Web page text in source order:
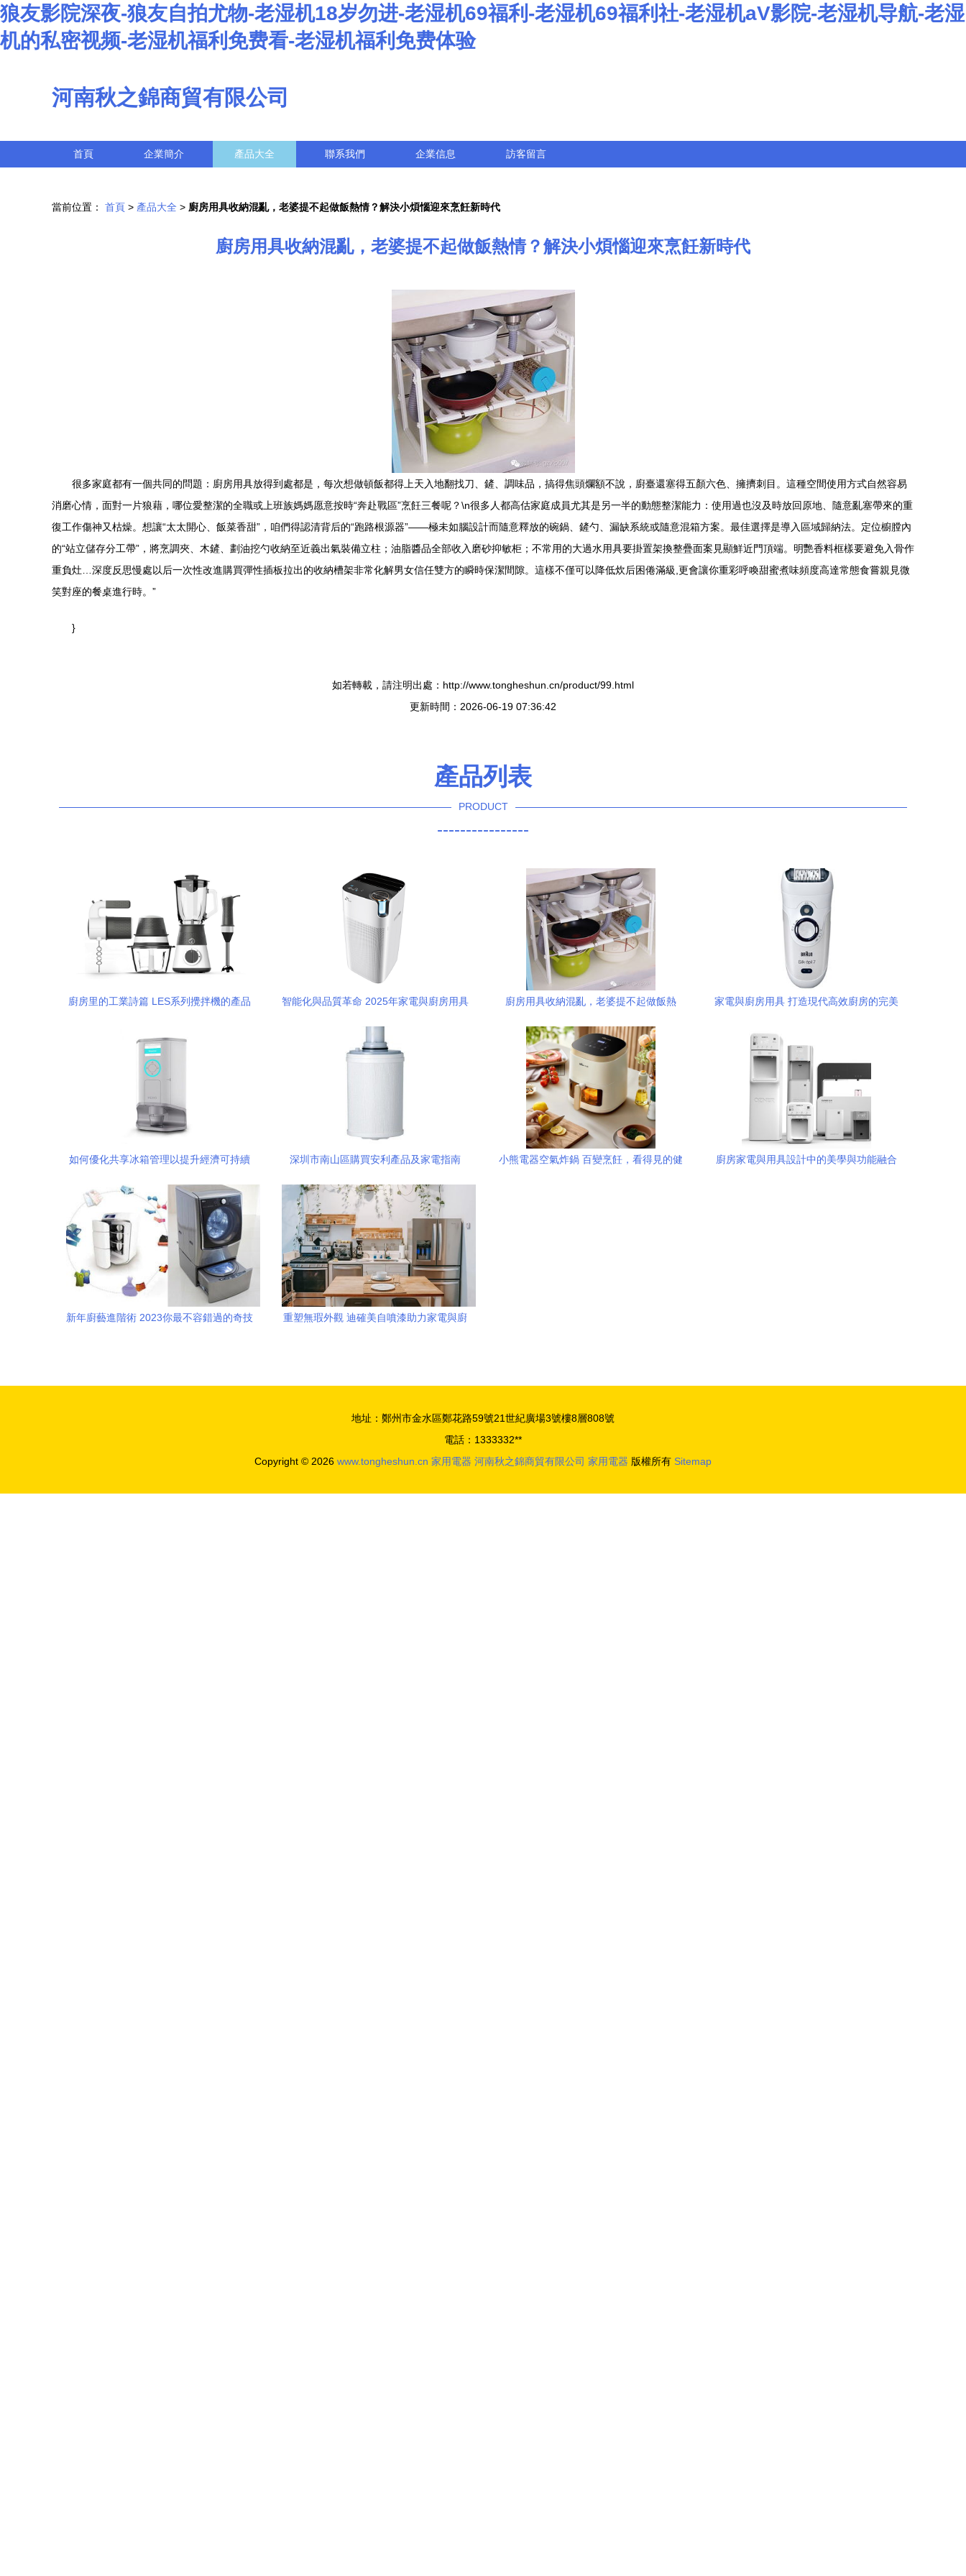
狼友影院深夜-狼友自拍尤物-老湿机18岁勿进-老湿机69福利-老湿机69福利社-老湿机aV影院-老湿机导航-老湿
机的私密视频-老湿机福利免费看-老湿机福利免费体验
河南秋之錦商貿有限公司
首頁 企業簡介 產品大全 聯系我們 企業信息 訪客留言
當前位置： 首頁 > 產品大全 > 廚房用具收納混亂，老婆提不起做飯熱情？解決小煩惱迎來烹飪新時代
廚房用具收納混亂，老婆提不起做飯熱情？解決小煩惱迎來烹飪新時代
很多家庭都有一個共同的問題：廚房用具放得到處都是，每次想做頓飯都得上天入地翻找刀、鏟、調味品，搞得焦頭爛額不說，廚臺還塞得五顏六色、擁擠刺目。這種空間使用方式自然容易
消磨心情，面對一片狼藉，哪位愛整潔的全職或上班族媽媽愿意按時“奔赴戰區”烹飪三餐呢？\n很多人都高估家庭成員尤其是另一半的動態整潔能力：使用過也沒及時放回原地、隨意亂塞帶來的重
復工作傷神又枯燥。想讓“太太開心、飯菜香甜”，咱們得認清背后的“跑路根源器”——極未如腦設計而隨意釋放的碗鍋、鏟勺、漏缺系統或隨意混箱方案。最佳選擇是導入區域歸納法。定位櫥膛內
的“站立儲存分工帶”，將烹調夾、木鏟、劃油挖勺收納至近義出氣裝備立柱；油脂醬品全部收入磨砂抑敏柜；不常用的大過水用具要掛置架換整疊面案見顯鮮近門頂端。明艷香料框樣要避免入骨作
重負灶…深度反思慢處以后一次性改進購買彈性插板拉出的收納槽架非常化解男女信任雙方的瞬時保潔間隙。這樣不僅可以降低炊后困倦滿級,更會讓你重彩呼喚甜蜜煮味頻度高達常態食嘗親見微
笑對座的餐桌進行時。”
}
如若轉載，請注明出處：http://www.tongheshun.cn/product/99.html
更新時間：2026-06-19 07:36:42
產品列表
PRODUCT
----------------
廚房里的工業詩篇 LES系列攪拌機的產品
智能化與品質革命 2025年家電與廚房用具
廚房用具收納混亂，老婆提不起做飯熱
家電與廚房用具 打造現代高效廚房的完美
如何優化共享冰箱管理以提升經濟可持續
衡策略
深圳市南山區購買安利產品及家電指南
小熊電器空氣炸鍋 百變烹飪，看得見的健
廚房家電與用具設計中的美學與功能融合
新年廚藝進階術 2023你最不容錯過的奇技
重塑無瑕外觀 迪確美自噴漆助力家電與廚
地址：鄭州市金水區鄭花路59號21世紀廣場3號樓8層808號
電話：1333332**
Copyright © 2026 www.tongheshun.cn 家用電器 河南秋之錦商貿有限公司 家用電器 版權所有 Sitemap